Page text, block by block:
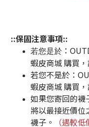
::保固注意事項::
若您是於 ：
蝦皮商城 購買
若您不是於 ：
蝦皮商城 購買
如果您寄回的襪
將以最接近價位
襪子。
（遇較